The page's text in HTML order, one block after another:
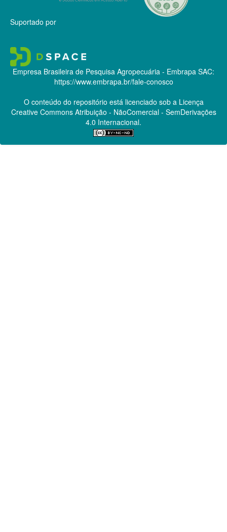
Suportado por
Empresa Brasileira de Pesquisa Agropecuária - Embrapa SAC:
https://www.embrapa.br/fale-conosco
O conteúdo do repositório está licenciado sob a Licença
Creative CommonsAtribuição - NãoComercial - SemDerivações
4.0 Internacional.